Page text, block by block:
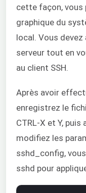
cette façon, vous
graphique du
local. Vous
serveur tout en
au client SSH.
Après avoir
enregistrez le
CTRL-X et Y, puis
modifiez les
sshd_config,
sshd pour